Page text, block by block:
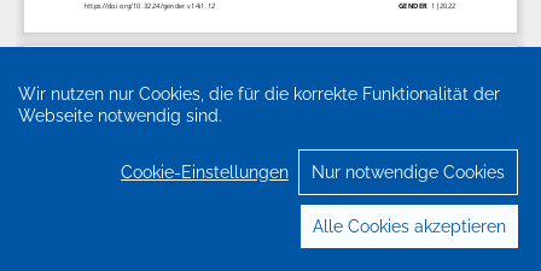
Wir nutzen nur Cookies, die für die korrekte Funktionalität der
Webseite notwendig sind.
Cookie-Einstellungen Nur notwendige Cookies
Alle Cookies akzeptieren